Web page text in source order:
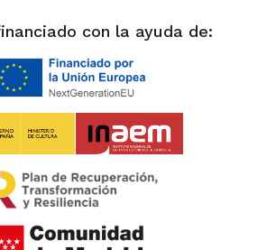
con la ayuda de: